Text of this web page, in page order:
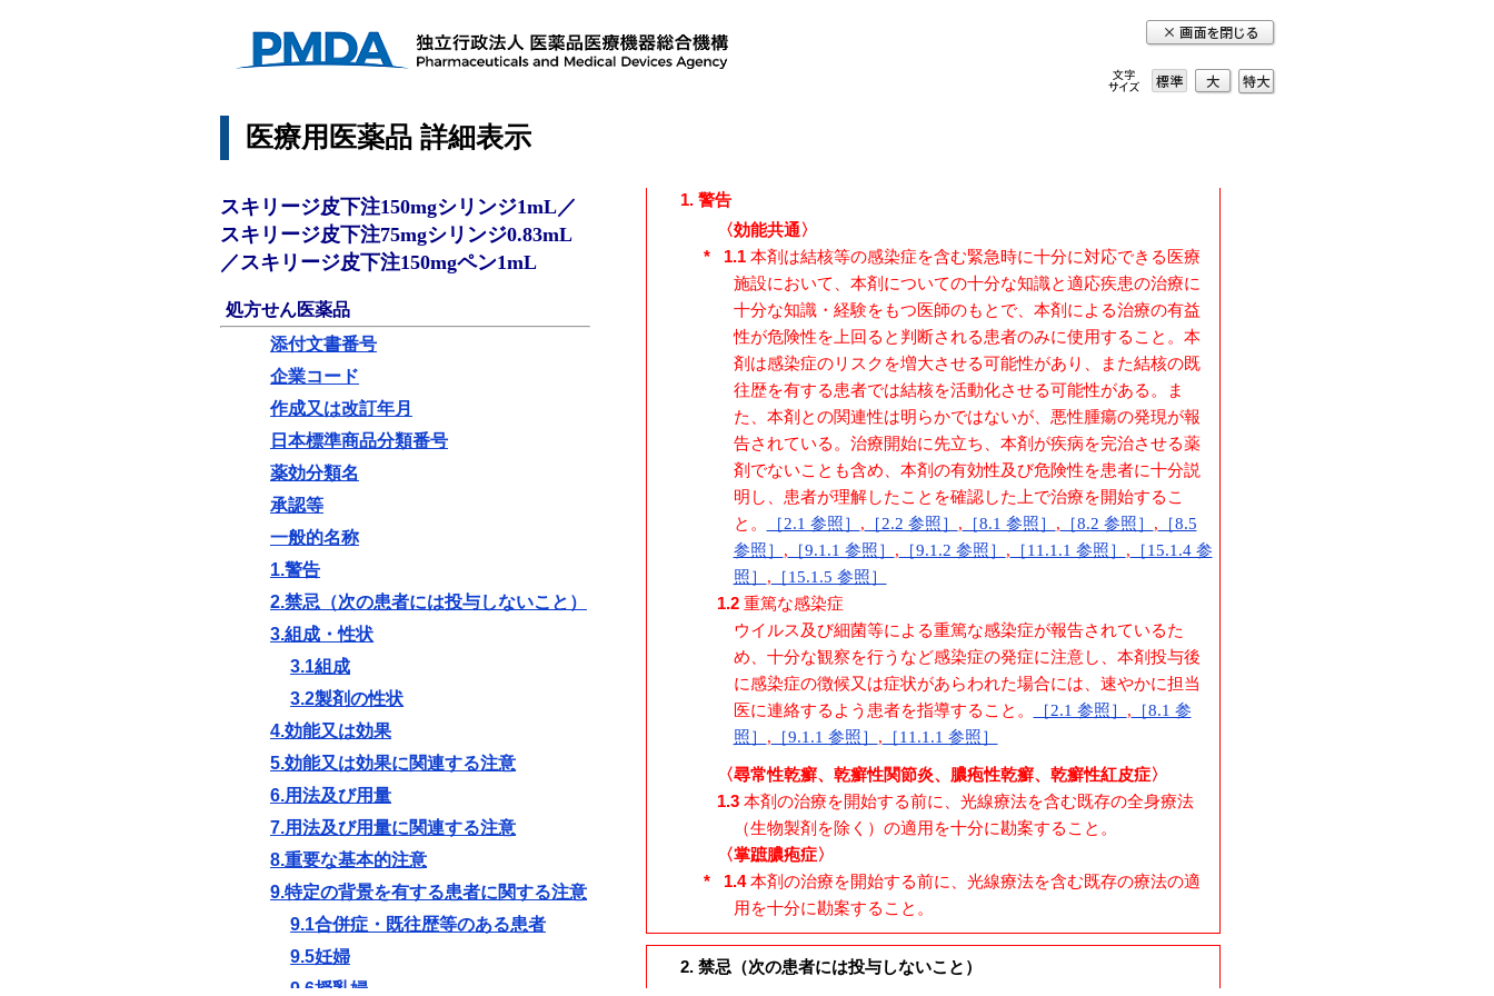
標準 大
特
医療用医薬品 詳細表示
スキリージ皮下注150mgシリンジ1mL／
スキリージ皮下注75mgシリンジ0.83mL
／スキリージ皮下注150mgペン1mL
処方せん医薬品
添付文書番号
企業コード
作成又は改訂年月
日本標準商品分類番号
薬効分類名
承認等
一般的名称
1.警告
2.禁忌（次の患者には投与しないこと）
3.組成・性状
3.1組成
3.2製剤の性状
4.効能又は効果
5.効能又は効果に関連する注意
6.用法及び用量
7.用法及び用量に関連する注意
8.重要な基本的注意
9.特定の背景を有する患者に関する注意
9.1合併症・既往歴等のある患者
9.5妊婦
9.6授乳婦
処方箋医薬品
注
1. 警告
〈効能共通〉
* 1.1 本剤は結核等の感染症を含む緊急時に十分に対応できる医療
施設において、本剤についての十分な知識と適応疾患の治療に
十分な知識・経験をもつ医師のもとで、本剤による治療の有益
性が危険性を上回ると判断される患者のみに使用すること。本
剤は感染症のリスクを増大させる可能性があり、また結核の既
往歴を有する患者では結核を活動化させる可能性がある。ま
た、本剤との関連性は明らかではないが、悪性腫瘍の発現が報
告されている。治療開始に先立ち、本剤が疾病を完治させる薬
剤でないことも含め、本剤の有効性及び危険性を患者に十分説
明し、患者が理解したことを確認した上で治療を開始するこ
と。
［2.1 参照］ , ［2.2 参照］ , ［8.1 参照］ , ［8.2 参照］ , ［8.5
参照］ , ［9.1.1 参照］ , ［9.1.2 参照］ , ［11.1.1 参照］ , ［15.1.4 参
照］ , ［15.1.5 参照］
1.2 重篤な感染症
ウイルス及び細菌等による重篤な感染症が報告されているた
め、十分な観察を行うなど感染症の発症に注意し、本剤投与後
に感染症の徴候又は症状があらわれた場合には、速やかに担当
医に連絡するよう患者を指導すること。
［2.1 参照］ , ［8.1 参
照］ , ［9.1.1 参照］ , ［11.1.1 参照］
〈尋常性乾癬、乾癬性関節炎、膿疱性乾癬、乾癬性紅皮症〉
1.3 本剤の治療を開始する前に、光線療法を含む既存の全身療法
（生物製剤を除く）の適用を十分に勘案すること。
〈掌蹠膿疱症〉
* 1.4本剤の治療を開始する前に、光線療法を含む既存の療法の適
用を十分に勘案すること。
2. 禁忌（次の患者には投与しないこと）